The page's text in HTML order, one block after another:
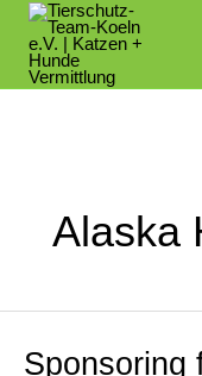
Zum
Inhalt
springen
Alaska
Sponsoring
Sponsoring